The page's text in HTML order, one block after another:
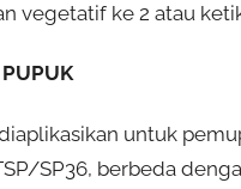
vegetatif ke 2 atau
untuk
SP36, berbeda